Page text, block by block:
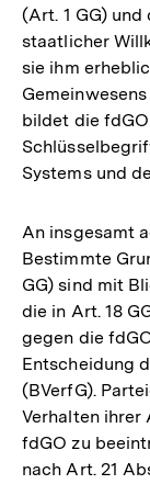
(Art. 1 GG)
staatlicher
sie ihm
bildet die
Systems und
An insgesamt
Bestimmte
GG) sind mit
die in Art. 18
gegen die
Entscheidung
(BVerfG).
Verhalten ihrer
fdGO zu
nach Art. 21